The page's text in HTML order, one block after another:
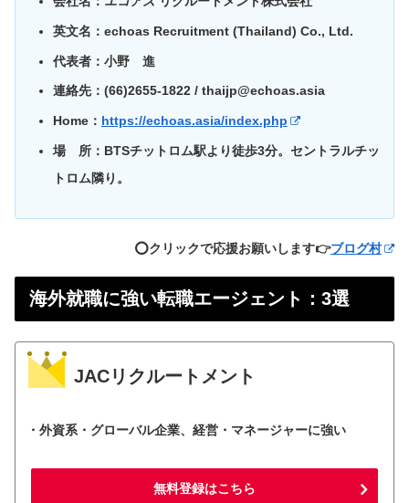
英文名：echoas Recruitment (Thailand) Co., Ltd.
代表者：小野 進
連絡先：(66)2655-1822 / thaijp@echoas.asia
Home： https://echoas.asia/index.php
場 所：BTSチットロム駅より徒歩3分。セントラルチッ
トロム隣り。
⭕️クリックで応援お願いします👉ブログ村
海外就職に強い転職エージェント：3選
JACリクルートメント
・外資系・グローバル企業、経営・マネージャーに強い
無料登録はこちら